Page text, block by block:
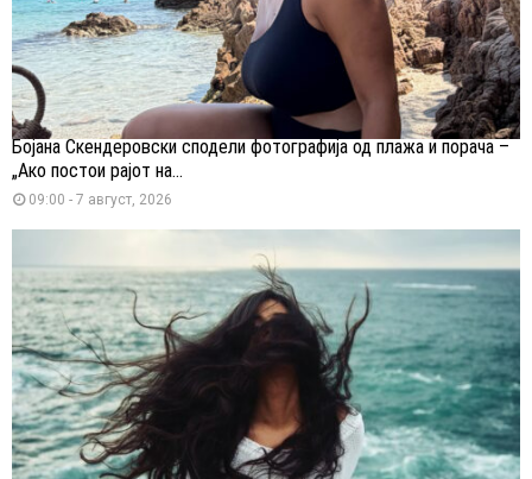
Бојана Скендеровски сподели фотографија од плажа и порача –
„Ако постои рајот на...
09:00 - 7 август, 2026